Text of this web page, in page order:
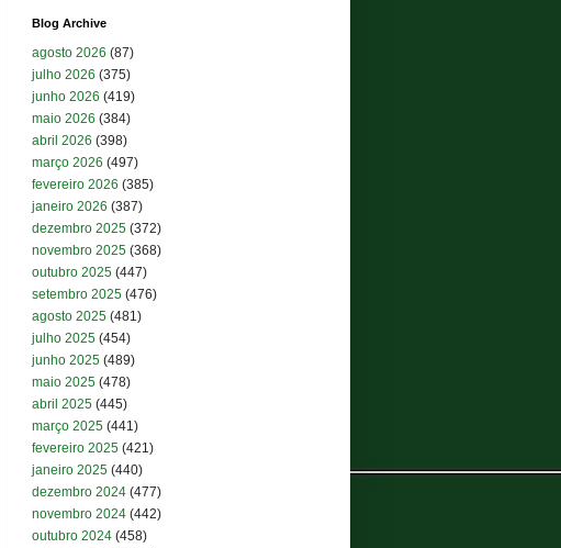
Blog Archive
agosto 2026 (87)
julho 2026 (375)
junho 2026 (419)
maio 2026 (384)
abril 2026 (398)
março 2026 (497)
fevereiro 2026 (385)
janeiro 2026 (387)
dezembro 2025 (372)
novembro 2025 (368)
outubro 2025 (447)
setembro 2025 (476)
agosto 2025 (481)
julho 2025 (454)
junho 2025 (489)
maio 2025 (478)
abril 2025 (445)
março 2025 (441)
fevereiro 2025 (421)
janeiro 2025 (440)
dezembro 2024 (477)
novembro 2024 (442)
outubro 2024 (458)